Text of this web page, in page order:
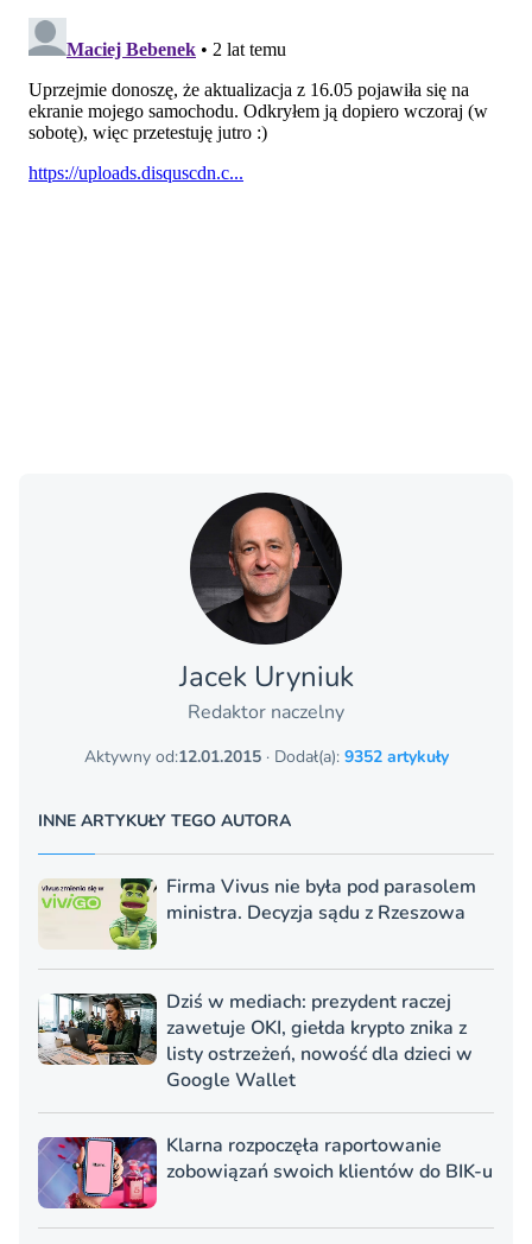
Jacek Uryniuk
Redaktor naczelny
Aktywny od:12.01.2015· Dodał(a): 9352 artykuły
INNE ARTYKUŁY TEGO AUTORA
Firma Vivus nie była pod parasolem
ministra. Decyzja sądu z Rzeszowa
Dziś w mediach: prezydent raczej
zawetuje OKI, giełda krypto znika z
listy ostrzeżeń, nowość dla dzieci w
Google Wallet
Klarna rozpoczęła raportowanie
zobowiązań swoich klientów do BIK-u